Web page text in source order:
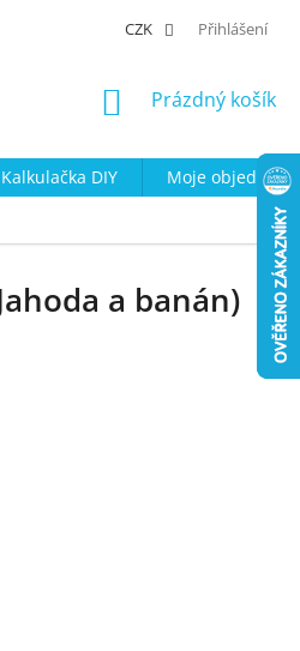
CZK Přihlášení
NÁKUPNÍ
Prázdný košík
Kalkulačka DIY
Moje
a banán)